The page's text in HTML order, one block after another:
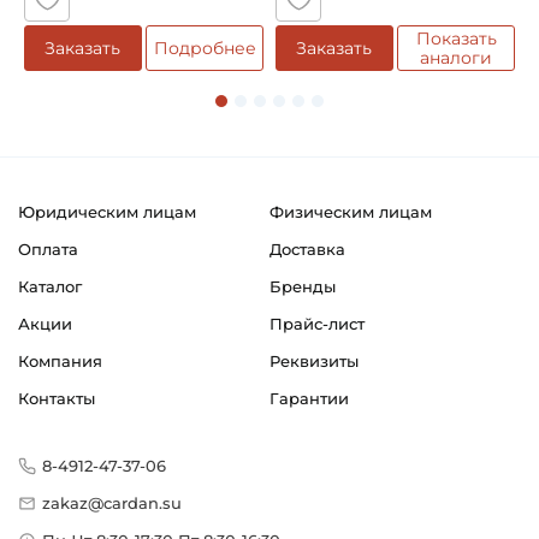
Заказать Подробнее Заказать
Показать
аналоги
Юридическим лицам
Физическим лицам
Оплата
Доставка
Каталог
Бренды
Акции
Прайс-лист
Компания
Реквизиты
Контакты
Гарантии
8-4912-47-37-06
zakaz@cardan.su